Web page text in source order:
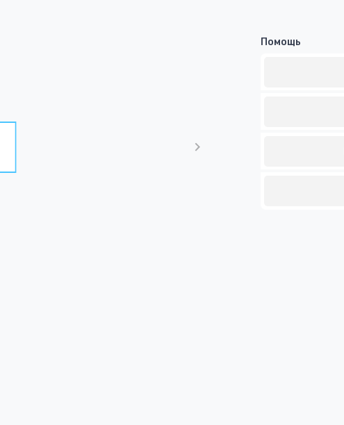
Помощь